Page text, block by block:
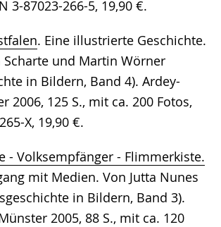
3-87023-266-5, 19,90 €.
. Eine illustrierte Geschichte.
Scharte und Martin Wörner
in Bildern, Band 4). Ardey-
2006, 125 S., mit ca. 200 Fotos,
X, 19,90 €.
- Volksempfänger - Flimmerkiste.
mit Medien. Von Jutta Nunes
in Bildern, Band 3).
2005, 88 S., mit ca. 120